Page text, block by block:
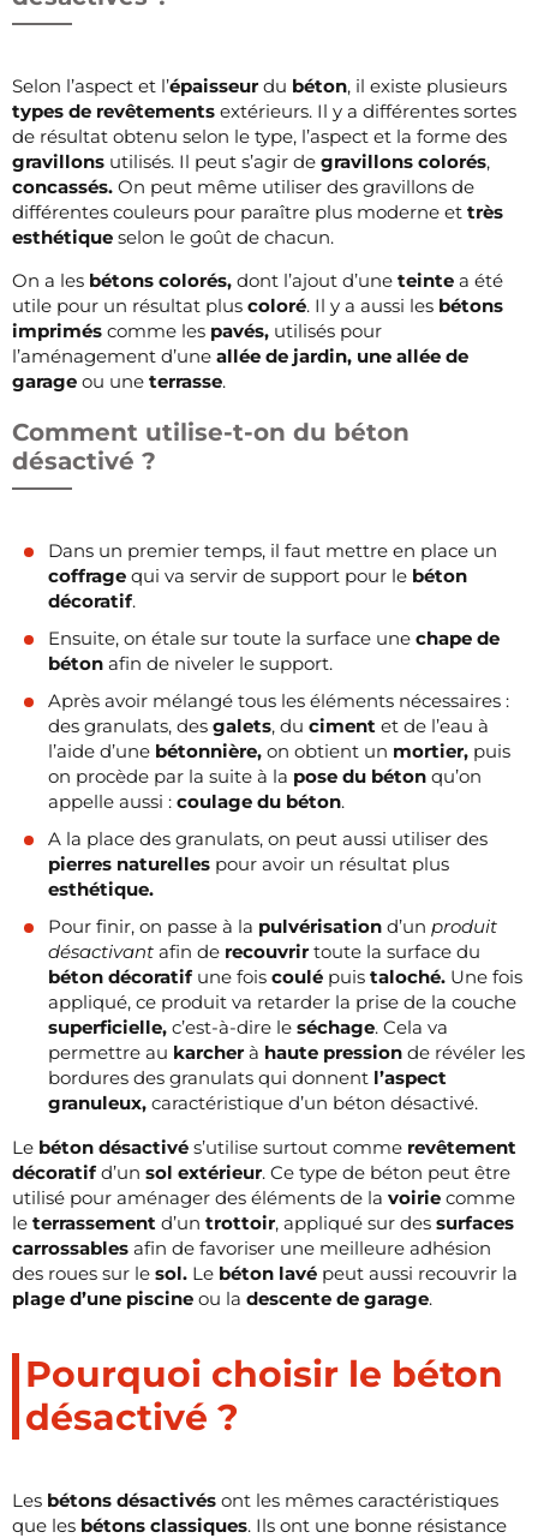
Selon l’aspect et l’épaisseur du béton, il existe plusieurs
types de revêtements extérieurs. Il y a différentes sortes
de résultat obtenu selon le type, l’aspect et la forme des
gravillons utilisés. Il peut s’agir de gravillons colorés,
concassés. On peut même utiliser des gravillons de
différentes couleurs pour paraître plus moderne et très
esthétique selon le goût de chacun.
On a les bétons colorés, dont l’ajout d’une teinte a été
utile pour un résultat plus coloré. Il y a aussi les bétons
imprimés comme les pavés, utilisés pour
l’aménagement d’une allée de jardin, une allée de
garage ou une terrasse.
Comment utilise-t-on du béton
désactivé ?
Dans un premier temps, il faut mettre en place un
coffrage qui va servir de support pour le béton
décoratif.
Ensuite, on étale sur toute la surface une chape de
béton afin de niveler le support.
Après avoir mélangé tous les éléments nécessaires :
des granulats, des galets, du ciment et de l’eau à
l’aide d’une bétonnière, on obtient un mortier, puis
on procède par la suite à la pose du béton qu’on
appelle aussi : coulage du béton.
A la place des granulats, on peut aussi utiliser des
pierres naturelles pour avoir un résultat plus
esthétique.
Pour finir, on passe à la pulvérisation d’un produit
désactivant afin de recouvrir toute la surface du
béton décoratifune fois coulé puis taloché. Une fois
appliqué, ce produit va retarder la prise de la couche
superficielle, c’est-à-dire le séchage. Cela va
permettre au karcher à haute pression de révéler les
bordures des granulats qui donnent l’aspect
granuleux, caractéristique d’un béton désactivé.
Le béton désactivé s’utilise surtout comme revêtement
décoratifd’un sol extérieur. Ce type de béton peut être
utilisé pour aménager des éléments de la voirie comme
le terrassement d’un trottoir, appliqué sur des surfaces
carrossables afin de favoriser une meilleure adhésion
des roues sur le sol. Le béton lavé peut aussi recouvrir la
plage d’une piscine ou la descente de garage.
Pourquoi choisir le béton
désactivé ?
Les bétons désactivés ont les mêmes caractéristiques
que les bétons classiques. Ils ont une bonne résistance